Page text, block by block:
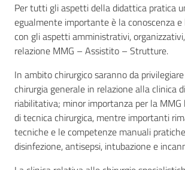
Seguici
su
Per tutti gli aspetti della didattica pratica
egualmente importante è la conoscenza
con gli aspetti amministrativi,
relazione MMG – Assistito – Strutture.
In ambito chirurgico saranno da
chirurgia generale in relazione alla clinica
riabilitativa; minor importanza per la
di tecnica chirurgica, mentre importanti
tecniche e le competenze manuali
disinfezione, antisepsi, intubazione e